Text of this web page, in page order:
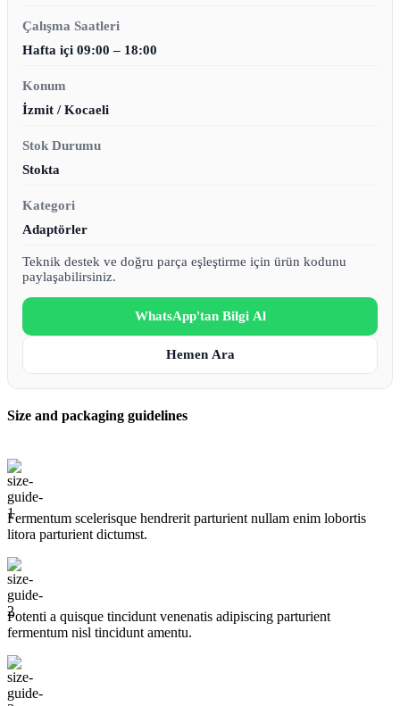
Çalışma Saatleri
Hafta içi 09:00 – 18:00
Konum
İzmit / Kocaeli
Stok Durumu
Stokta
Kategori
Adaptörler
Teknik destek ve doğru parça eşleştirme için ürün kodunu
paylaşabilirsiniz.
WhatsApp'tan Bilgi Al
Hemen Ara
Size and packaging guidelines
Fermentum scelerisque hendrerit parturient nullam enim lobortis
litora parturient dictumst.
Potenti a quisque tincidunt venenatis adipiscing parturient
fermentum nisl tinciduntamentu.